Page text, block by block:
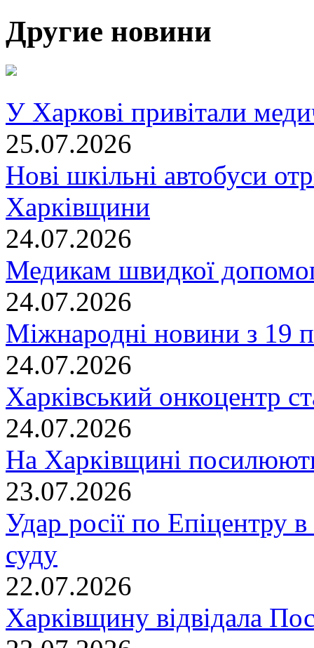
Другие новини
У Харкові привітали
25.07.2026
Нові шкільні автобуси
Харківщини
24.07.2026
Медикам швидкої
24.07.2026
Міжнародні новини з 19
24.07.2026
Харківський онкоцентр
24.07.2026
На Харківщині
23.07.2026
Удар росії по Епіцентру
суду
22.07.2026
Харківщину відвідала